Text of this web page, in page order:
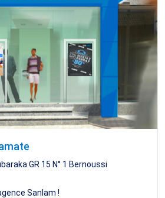
GR 15 N° 1 Bernoussi
Sanlam !